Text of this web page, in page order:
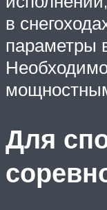
в
параметры
Для